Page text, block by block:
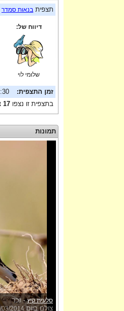
תצפית בנאות סמדר
דיווח של:
שלומי לוי
זמן התצפית:
13:15
בתצפית זו נצפו 17
תמונות
סלעית קיץ- זכר
צולם ביום03/2014